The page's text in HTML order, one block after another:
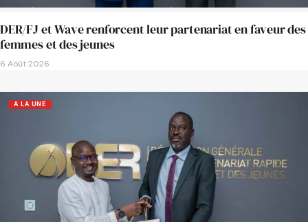
DER/FJ et Wave renforcent leur partenariat en faveur des
femmes et des jeunes
6 Août 2026
A LA UNE